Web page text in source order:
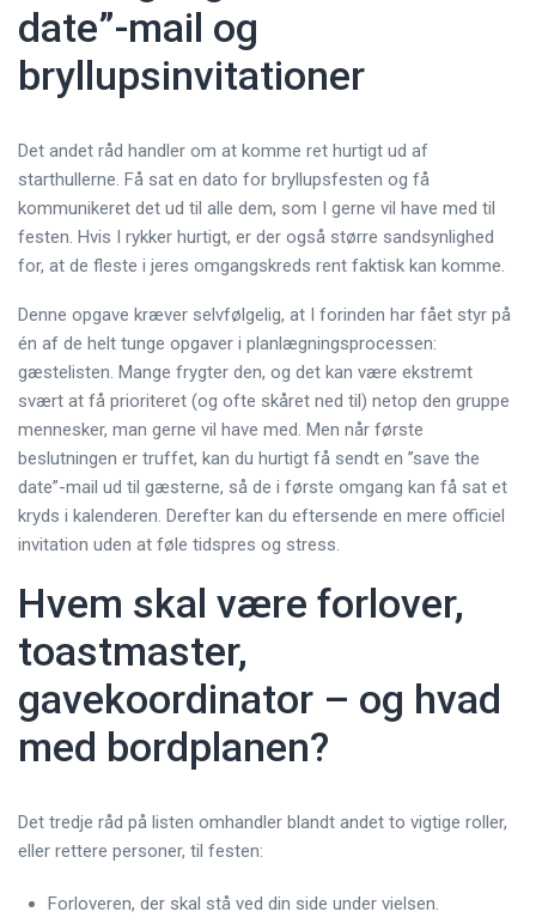
date”-mail og
bryllupsinvitationer
Det andet råd handler om at komme ret hurtigt ud af
starthullerne. Få sat en dato for bryllupsfesten og få
kommunikeret det ud til alle dem, som I gerne vil have med til
festen. Hvis I rykker hurtigt, er der også større sandsynlighed
for, at de fleste i jeres omgangskreds rent faktisk kan komme.
Denne opgave kræver selvfølgelig, at I forinden har fået styr på
én af de helt tunge opgaver i planlægningsprocessen:
gæstelisten. Mange frygter den, og det kan være ekstremt
svært at få prioriteret (og ofte skåret ned til) netop den gruppe
mennesker, man gerne vil have med. Men når første
beslutningen er truffet, kan du hurtigt få sendt en ”save the
date”-mail ud til gæsterne, så de i første omgang kan få sat et
kryds i kalenderen. Derefter kan du eftersende en mere officiel
invitation uden at føle tidspres og stress.
Hvem skal være forlover,
toastmaster,
gavekoordinator – og hvad
med bordplanen?
Det tredje råd på listen omhandler blandt andet to vigtige roller,
eller rettere personer, til festen:
Forloveren, der skal stå ved din side under vielsen.